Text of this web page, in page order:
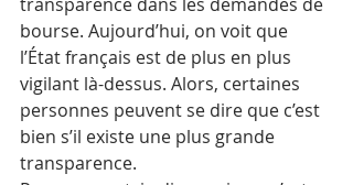
bourse. Aujourd’hui, on voit que
l’État français est de plus en plus
vigilant là-dessus. Alors, certaines
personnes peuvent se dire que c’est
bien s’il existe une plus grande
transparence.